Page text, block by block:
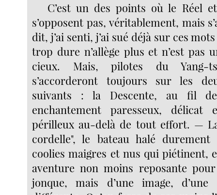
C’est un des points où le Réel
s’opposent pas, véritablement, mais
dit, j’ai senti, j’ai sué déjà sur ces
trop dure n’allège plus et n’est pas
cieux. Mais, pilotes du Yang-
s’accorderont toujours sur les
suivants : la Descente, au fil
enchantement paresseux,
périlleux au-delà de tout effort. —
cordelle", le bateau halé
coolies maigres et nus qui piétinent,
aventure non moins reposante
jonque, mais d’une image, d’une